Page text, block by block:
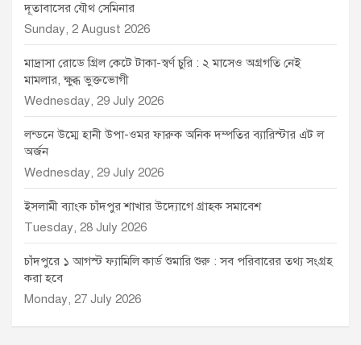
দূতাবাসের যৌথ সেমিনার
Sunday, 2 August 2026
মাদ্রাসা রোডে গ্রিল কেটে টাকা-স্বর্ণ চুরি : ২ মাসেও অগ্রগতি নেই
মামলার, ক্ষুব্ধ ভুক্তভোগী
Wednesday, 29 July 2026
লন্ডনে উম্মে হানী উপা-ওমর ফারুক অনিক দম্পতির ব্যারিস্টার এট ল
অর্জন
Wednesday, 29 July 2026
ইসলামী ব্যাংক চাঁদপুর শাখার উদ্যোগে গ্রাহক সমাবেশ
Tuesday, 28 July 2026
চাঁদপুরে ১ আগস্ট ফ্যামিলি কার্ড শুমারি শুরু : সব পরিবারের তথ্য সংগ্রহ
করা হবে
Monday, 27 July 2026